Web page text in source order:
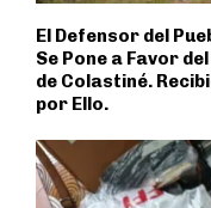
El Defensor del
Se Pone a Favor
de Colastiné.
por Ello.